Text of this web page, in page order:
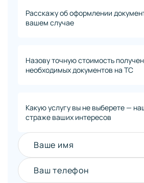
Расскажу об оформлении
вашем случае
Назову точную стоимость
необходимых документов на ТС
Какую услугу вы не выберете —
страже ваших интересов
Ваше имя
Ваш телефон